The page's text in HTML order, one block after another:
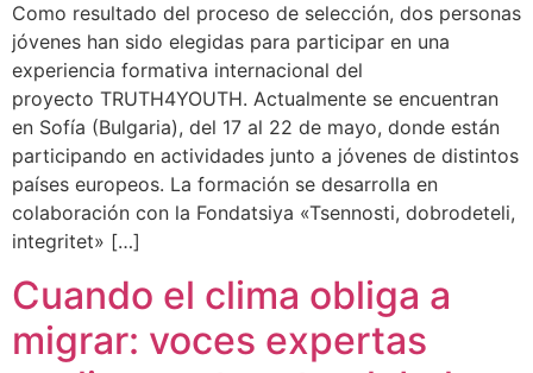
Como resultado del proceso de selección, dos personas
jóvenes han sido elegidas para participar en una
experiencia formativa internacional del
proyecto TRUTH4YOUTH. Actualmente se encuentran
en Sofía (Bulgaria), del 17 al 22 de mayo, donde están
participando en actividades junto a jóvenes de distintos
países europeos. La formación se desarrolla en
colaboración con la Fondatsiya «Tsennosti, dobrodeteli,
integritet» […]
Cuando el clima obliga a
migrar: voces expertas